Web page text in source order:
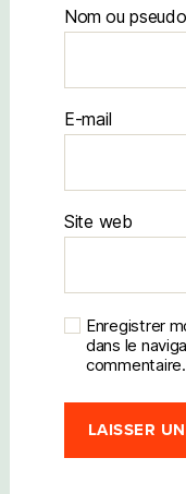
Nom
E-mail
Site web
Enregistrer
dans le
commentaire.